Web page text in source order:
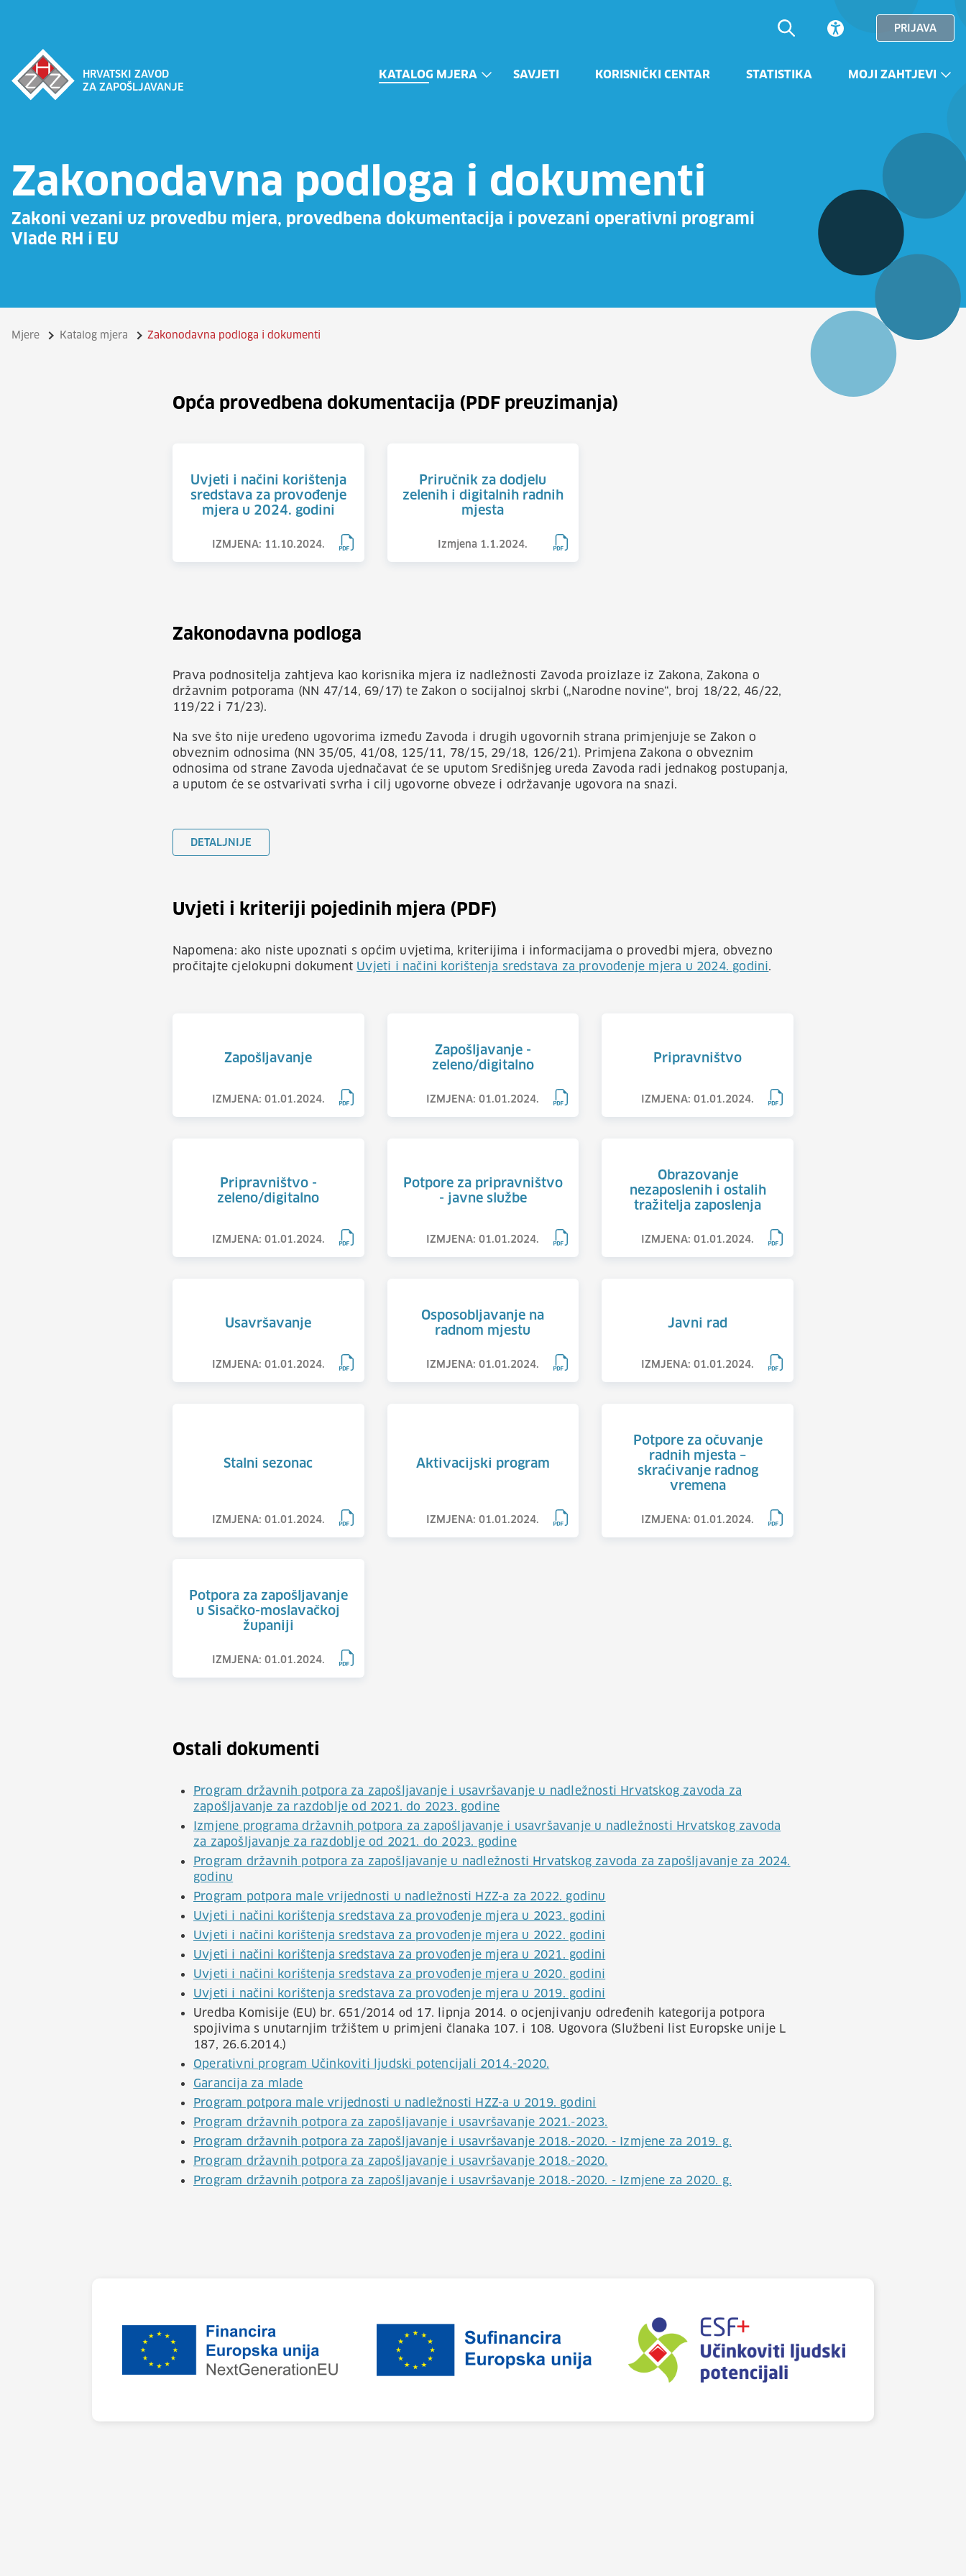
PRIJAVA
HRVATSKI ZAVOD
ZA ZAPOŠLJAVANJE
KATALOG MJERA SAVJETI KORISNIČKI CENTAR STATISTIKA MOJI ZAHTJEVI
Zakonodavna podloga i dokumenti
Zakoni vezani uz provedbu mjera, provedbena dokumentacija i povezani operativni programi
Vlade RH i EU
Mjere Katalog mjera Zakonodavna podloga i dokumenti
Opća provedbena dokumentacija (PDF preuzimanja)
Uvjeti i načini korištenja
sredstava za provođenje
mjera u 2024. godini
IZMJENA: 11.10.2024.
Priručnik za dodjelu
zelenih i digitalnih radnih
mjesta
Izmjena 1.1.2024.
Zakonodavna podloga
Prava podnositelja zahtjeva kao korisnika mjera iz nadležnosti Zavoda proizlaze iz Zakona, Zakona o
državnim potporama (NN 47/14, 69/17) te Zakon o socijalnoj skrbi („Narodne novine“, broj 18/22, 46/22,
119/22 i 71/23).
Na sve što nije uređeno ugovorima između Zavoda i drugih ugovornih strana primjenjuje se Zakon o
obveznim odnosima (NN 35/05, 41/08, 125/11, 78/15, 29/18, 126/21). Primjena Zakona o obveznim
odnosima od strane Zavoda ujednačavat će se uputom Središnjeg ureda Zavoda radi jednakog postupanja,
a uputom će se ostvarivati svrha i cilj ugovorne obveze i održavanje ugovora na snazi.
DETALJNIJE
Uvjeti i kriteriji pojedinih mjera (PDF)
Napomena: ako niste upoznati s općim uvjetima, kriterijima i informacijama o provedbi mjera, obvezno
pročitajte cjelokupni dokument Uvjeti i načini korištenja sredstava za provođenje mjera u 2024. godini.
Zapošljavanje
IZMJENA: 01.01.2024.
Zapošljavanje -
zeleno/digitalno
IZMJENA: 01.01.2024.
Pripravništvo
IZMJENA: 01.01.2024.
Pripravništvo -
zeleno/digitalno
IZMJENA: 01.01.2024.
Potpore za pripravništvo
- javne službe
IZMJENA: 01.01.2024.
Obrazovanje
nezaposlenih i ostalih
tražitelja zaposlenja
IZMJENA: 01.01.2024.
Usavršavanje
IZMJENA: 01.01.2024.
Osposobljavanje na
radnom mjestu
IZMJENA: 01.01.2024.
Javni rad
IZMJENA: 01.01.2024.
Stalni sezonac
IZMJENA: 01.01.2024.
Aktivacijski program
IZMJENA: 01.01.2024.
Potpore za očuvanje
radnih mjesta –
skraćivanje radnog
vremena
IZMJENA: 01.01.2024.
Potpora za zapošljavanje
u Sisačko-moslavačkoj
županiji
IZMJENA: 01.01.2024.
Ostali dokumenti
Program državnih potpora za zapošljavanje i usavršavanje u nadležnosti Hrvatskog zavoda za
zapošljavanje za razdoblje od 2021. do 2023. godine
Izmjene programa državnih potpora za zapošljavanje i usavršavanje u nadležnosti Hrvatskog zavoda
za zapošljavanje za razdoblje od 2021. do 2023. godine
Program državnih potpora za zapošljavanje u nadležnosti Hrvatskog zavoda za zapošljavanje za 2024.
godinu
Program potpora male vrijednosti u nadležnosti HZZ-a za 2022. godinu
Uvjeti i načini korištenja sredstava za provođenje mjera u 2023. godini
Uvjeti i načini korištenja sredstava za provođenje mjera u 2022. godini
Uvjeti i načini korištenja sredstava za provođenje mjera u 2021. godini
Uvjeti i načini korištenja sredstava za provođenje mjera u 2020. godini
Uvjeti i načini korištenja sredstava za provođenje mjera u 2019. godini
Uredba Komisije (EU) br. 651/2014 оd 17. lipnja 2014. o ocjenjivanju određenih kategorija potpora
spojivima s unutarnjim tržištem u primjeni članaka 107. i 108. Ugovora (Službeni list Europske unije L
187, 26.6.2014.)
Operativni program Učinkoviti ljudski potencijali 2014.-2020.
Garancija za mlade
Program potpora male vrijednosti u nadležnosti HZZ-a u 2019. godini
Program državnih potpora za zapošljavanje i usavršavanje 2021.-2023.
Program državnih potpora za zapošljavanje i usavršavanje 2018.-2020. - Izmjene za 2019. g.
Program državnih potpora za zapošljavanje i usavršavanje 2018.-2020.
Program državnih potpora za zapošljavanje i usavršavanje 2018.-2020. - Izmjene za 2020. g.